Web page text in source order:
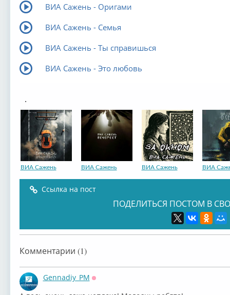
ВИА Сажень - Оригами
ВИА Сажень - Семья
ВИА Сажень - Ты справишься
ВИА Сажень - Это любовь
.
ВИА Сажень ВИА Сажень ВИА Сажень ВИА
Ссылка на пост
ПОДЕЛИТЬСЯ ПОСТОМ В
Комментарии (1)
Gennadiy_PM